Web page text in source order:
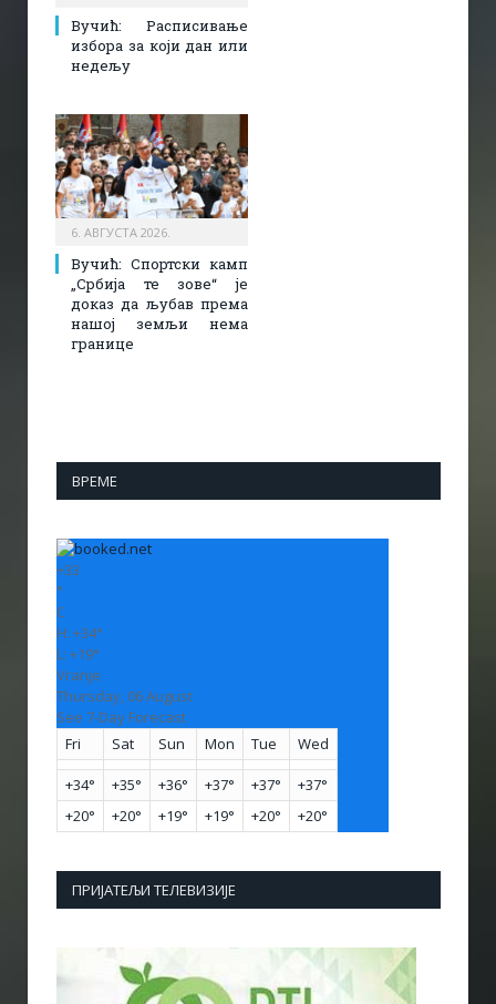
Вучић: Расписивање
избора за који дан или
недељу
6. АВГУСТА 2026.
Вучић: Спортски камп
„Србија те зове“ је
доказ да љубав према
нашој земљи нема
границе
ВРЕМЕ
+33
°
C
H: +34°
L: +19°
Vranje
Thursday, 06 August
See 7-Day Forecast
Fri
Sat Sun Mon Tue Wed
+34° +35° +36° +37° +37° +37°
+20° +20° +19° +19° +20° +20°
ПРИЈАТЕЉИ ТЕЛЕВИЗИЈЕ